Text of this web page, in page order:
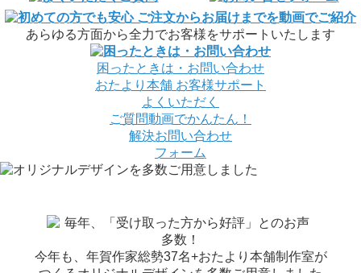
あらゆる方面から全力でお客様をサポートいたします
困ったときは・お問い合わせ
おたより本舗 お客様サポート
よくいただく
ご質問動画でかんたん！
解決お問い合わせ
フォーム
今年も、年賀作家総勢37名+おたより本舗制作室が